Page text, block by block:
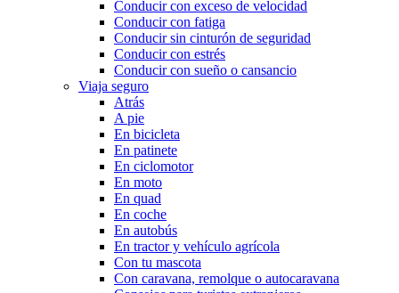
Conducir con exceso de velocidad
Conducir con fatiga
Conducir sin cinturón de seguridad
Conducir con estrés
Conducir con sueño o cansancio
Viaja seguro
Atrás
A pie
En bicicleta
En patinete
En ciclomotor
En moto
En quad
En coche
En autobús
En tractor y vehículo agrícola
Con tu mascota
Con caravana, remolque o autocaravana